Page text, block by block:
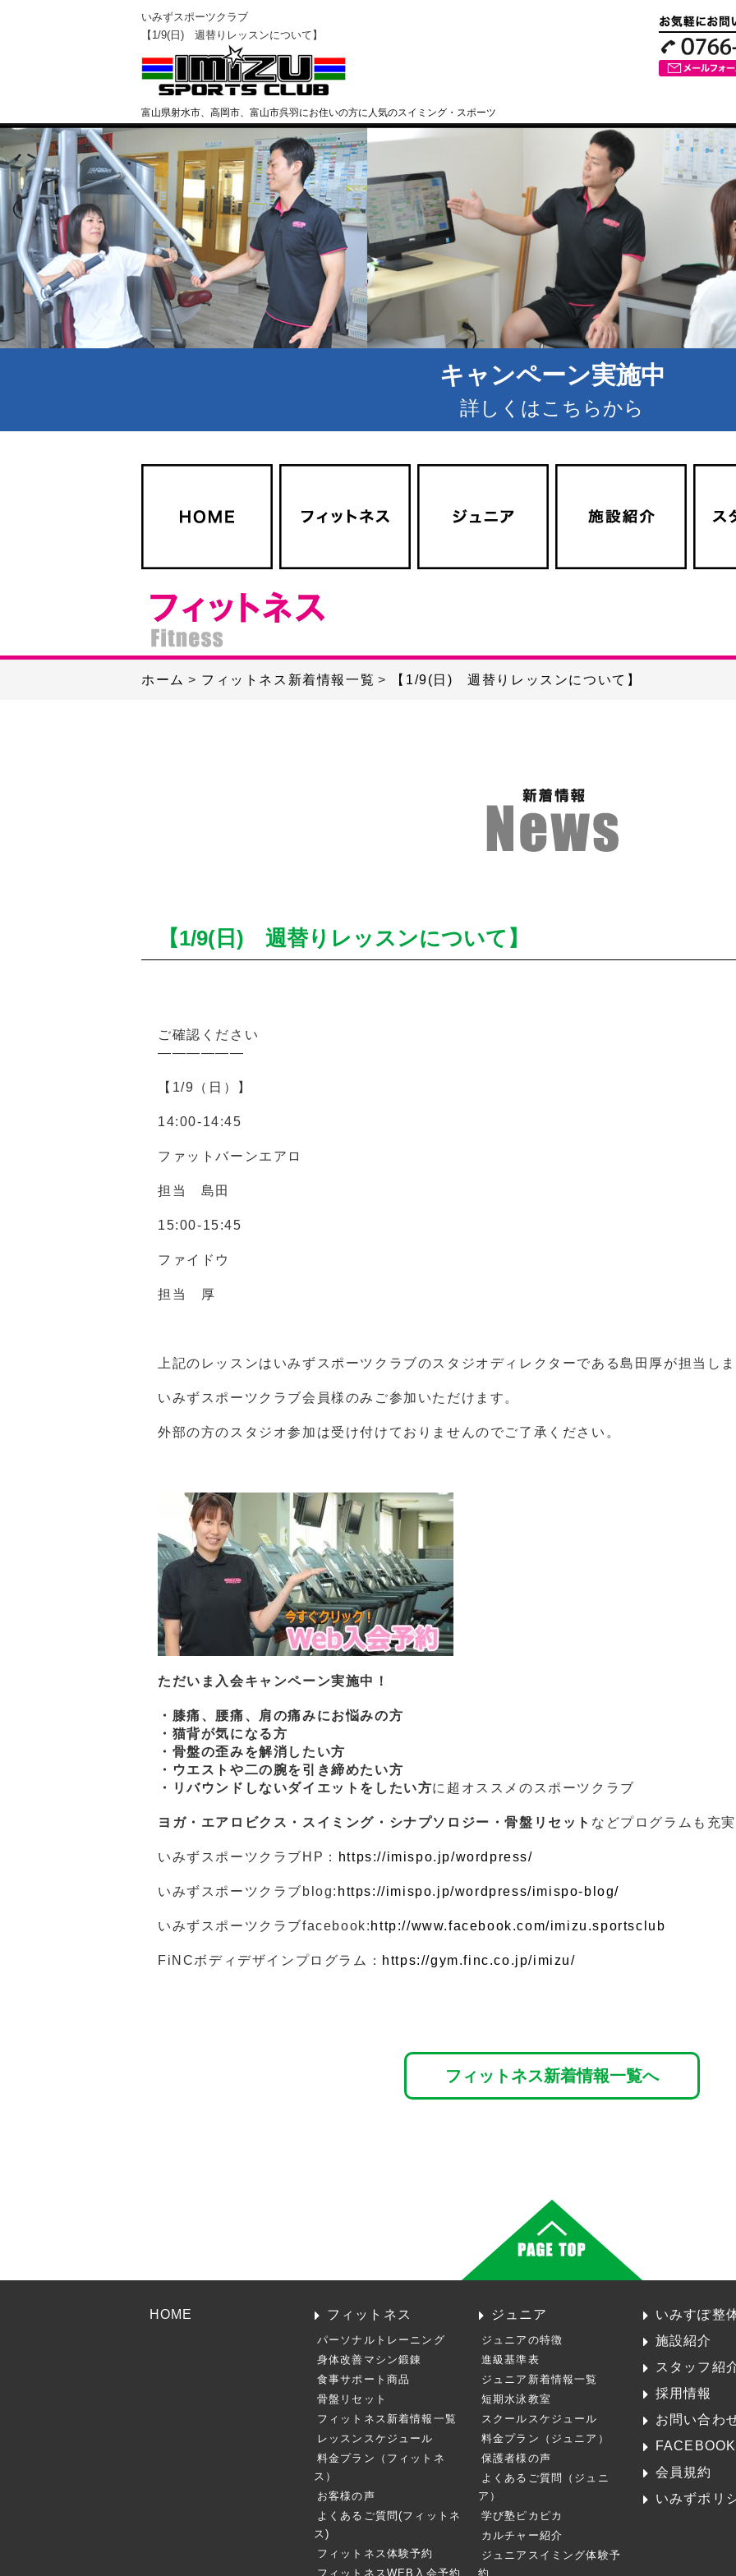
いみずスポーツクラブ
【1/9(日) 週替りレッスンについて】
富山県射水市、高岡市、富山市呉羽にお住いの方に人気のスイミング・スポーツ
キャンペーン実施中
詳しくはこちらから
ホーム フィットネス新着情報一覧 【1/9(日) 週替りレッスンについて】
【1/9(日) 週替りレッスンについて】
ご確認ください
——————
【1/9（日）】
14:00-14:45
ファットバーンエアロ
担当 島田
15:00-15:45
ファイドウ
担当 厚
上記のレッスンはいみずスポーツクラブのスタジオディレクターである島田厚が担当し
いみずスポーツクラブ会員様のみご参加いただけます。
外部の方のスタジオ参加は受け付けておりませんのでご了承ください。
ただいま入会キャンペーン実施中！
・膝痛、腰痛、肩の痛みにお悩みの方
・猫背が気になる方
・骨盤の歪みを解消したい方
・ウエストや二の腕を引き締めたい方
・リバウンドしないダイエットをしたい方に超オススメのスポーツクラブ
ヨガ・エアロビクス・スイミング・シナプソロジー・骨盤リセット などプログラムも充
いみずスポーツクラブHP： https://imispo.jp/wordpress/
いみずスポーツクラブblog: https://imispo.jp/wordpress/imispo-blog/
いみずスポーツクラブfacebook: http://www.facebook.com/imizu.sportsclub
FiNCボディデザインプログラム： https://gym.finc.co.jp/imizu/
フィットネス新着情報一覧へ
HOME フィットネス
パーソナルトレーニング
身体改善マシン鍛錬
食事サポート商品
骨盤リセット
フィットネス新着情報一覧
レッスンスケジュール
料金プラン（フィットネ
ス）
お客様の声
よくあるご質問(フィットネ
ス)
フィットネス体験予約
フィットネスWEB入会予約
ジュニア
ジュニアの特徴
進級基準表
ジュニア新着情報一覧
短期水泳教室
スクールスケジュール
料金プラン（ジュニア）
保護者様の声
よくあるご質問（ジュニ
ア）
学び塾ピカピカ
カルチャー紹介
ジュニアスイミング体験予
約
いみすぽ整
施設紹介
スタッフ紹
採用情報
お問い合わ
FACEBOOK
会員規約
いみずポリ